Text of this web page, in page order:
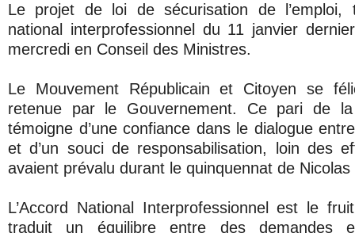
Le projet de loi de sécurisation de l’emploi,
national interprofessionnel du 11 janvier
mercredi en Conseil des Ministres.
Le Mouvement Républicain et Citoyen se
retenue par le Gouvernement. Ce pari de la
témoigne d’une confiance dans le dialogue
et d’un souci de responsabilisation, loin des
avaient prévalu durant le quinquennat de Nicolas
L’Accord National Interprofessionnel est le
traduit un équilibre entre des demandes